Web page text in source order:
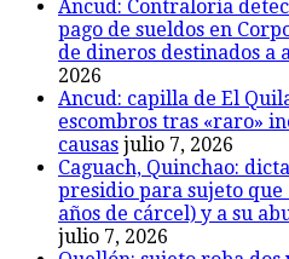
Ancud: Contraloría
pago de sueldos en
de dineros destinados a
2026
Ancud: capilla de El
escombros tras «raro»
causas julio 7, 2026
Caguach, Quinchao:
presidio para sujeto que
años de cárcel) y a su
julio 7, 2026